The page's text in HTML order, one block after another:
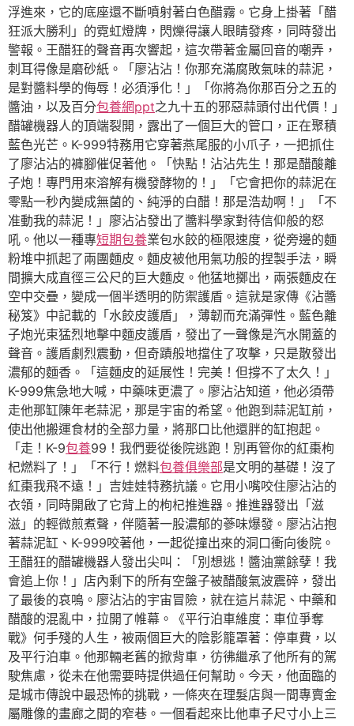
浮進來，它的底座還不斷噴射著白色醋霧。它身上掛著「醋
狂派大勝利」的霓虹燈牌，閃爍得讓人眼睛發疼，同時發出
警報。王醋狂的聲音再次響起，這次帶著金屬回音的嘲弄，
刺耳得像是磨砂紙。「廖沾沾！你那充滿腐敗氣味的蒜泥，
是對醬料學的侮辱！必須淨化！」「你將為你那百分之五的
醬油，以及百分包養網ppt之九十五的邪惡蒜頭付出代價！」
醋罐機器人的頂端裂開，露出了一個巨大的管口，正在聚積
藍色光芒。K-999特務用它穿著燕尾服的小爪子，一把抓住
了廖沾沾的褲腳催促著他。「快點！沾沾先生！那是醋酸離
子炮！專門用來溶解有機發酵物的！」「它會把你的蒜泥在
零點一秒內變成無菌的、純淨的白醋！那是浩劫啊！」「不
准動我的蒜泥！」廖沾沾發出了醬料學家對待信仰般的怒
吼。他以一種專短期包養業包水餃的極限速度，從旁邊的麵
粉堆中抓起了兩團麵皮。麵皮被他用氣功般的捏製手法，瞬
間擴大成直徑三公尺的巨大麵皮。他猛地擲出，兩張麵皮在
空中交疊，變成一個半透明的防禦護盾。這就是家傳《沾醬
秘笈》中記載的「水餃皮護盾」，薄韌而充滿彈性。藍色離
子炮光束猛烈地擊中麵皮護盾，發出了一聲像是汽水開蓋的
聲音。護盾劇烈震動，但奇蹟般地擋住了攻擊，只是散發出
濃郁的麵香。「這麵皮的延展性！完美！但撐不了太久！」
K-999焦急地大喊，中藥味更濃了。廖沾沾知道，他必須帶
走他那缸陳年老蒜泥，那是宇宙的希望。他跑到蒜泥缸前，
使出他搬運食材的全部力量，將那口比他還胖的缸抱起。
「走！K-9包養99！我們要從後院逃跑！別再管你的紅棗枸
杞燃料了！」「不行！燃料包養俱樂部是文明的基礎！沒了
紅棗我飛不遠！」吉娃娃特務抗議。它用小嘴咬住廖沾沾的
衣領，同時開啟了它背上的枸杞推進器。推進器發出「滋
滋」的輕微煎煮聲，伴隨著一股濃郁的蔘味爆發。廖沾沾抱
著蒜泥缸、K-999咬著他，一起從撞出來的洞口衝向後院。
王醋狂的醋罐機器人發出尖叫：「別想逃！醬油黨餘孽！我
會追上你！」店內剩下的所有空盤子被醋酸氣波震碎，發出
了最後的哀鳴。廖沾沾的宇宙冒險，就在這片蒜泥、中藥和
醋酸的混亂中，拉開了帷幕。《平行泊車維度：車位爭奪
戰》何手殘的人生，被兩個巨大的陰影籠罩著：停車費，以
及平行泊車。他那輛老舊的掀背車，彷彿繼承了他所有的駕
駛焦慮，從未在他需要時提供過任何幫助。今天，他面臨的
是城市傳說中最恐怖的挑戰，一條夾在理髮店與一間專賣金
屬雕像的畫廊之間的窄巷。一個看起來比他車子尺寸小上三